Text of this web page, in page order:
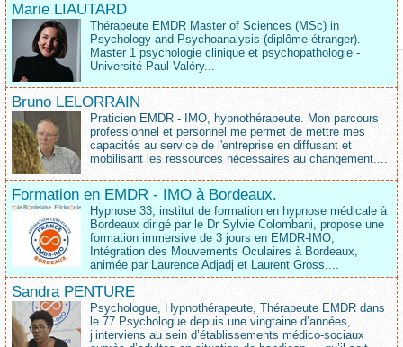
Marie LIAUTARD
Thérapeute EMDR Master of Sciences (MSc) in
Psychology and Psychoanalysis (diplôme étranger).
Master 1 psychologie clinique et psychopathologie -
Université Paul Valéry...
Bruno LELORRAIN
Praticien EMDR - IMO, hypnothérapeute. Mon parcours
professionnel et personnel me permet de mettre mes
capacités au service de l'entreprise en diffusant et
mobilisant les ressources nécessaires au changement....
Formation en EMDR - IMO à Bordeaux.
Hypnose 33, institut de formation en hypnose médicale à
Bordeaux dirigé par le Dr Sylvie Colombani, propose une
formation immersive de 3 jours en EMDR-IMO,
Intégration des Mouvements Oculaires à Bordeaux,
animée par Laurence Adjadj et Laurent Gross....
Sandra PENTURE
Psychologue, Hypnothérapeute, Thérapeute EMDR dans
le 77 Psychologue depuis une vingtaine d’années,
j’interviens au sein d’établissements médico‑sociaux